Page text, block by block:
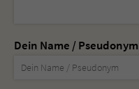
Dein Name /